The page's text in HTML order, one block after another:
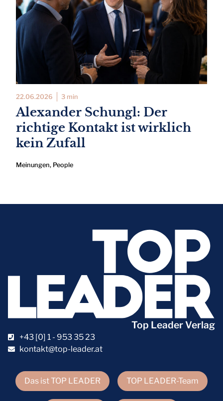
22.06.2026 3 min
Alexander Schungl: Der
richtige Kontakt ist wirklich
kein Zufall
Meinungen, People
Das ist TOP LEADER TOP LEADER-Team
Top Leader Verlag
+43 [0] 1 - 953 35 23
kontakt@top-leader.at